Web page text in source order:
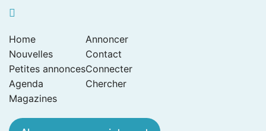
Home
Nouvelles
Petites annonces
Agenda
Magazines
Annoncer
Contact
Connecter
Chercher